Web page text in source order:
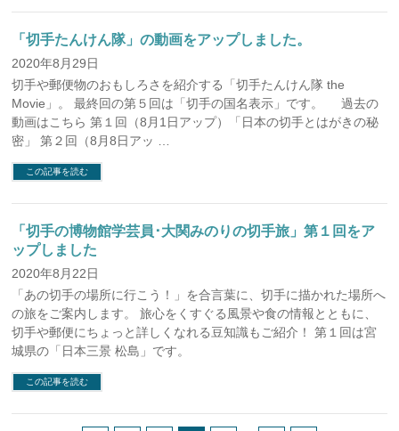
「切手たんけん隊」の動画をアップしました。
2020年8月29日
切手や郵便物のおもしろさを紹介する「切手たんけん隊 the
Movie」。 最終回の第５回は「切手の国名表示」です。 過去の
動画はこちら 第１回（8月1日アップ）「日本の切手とはがきの秘
密」 第２回（8月8日アッ …
この記事を読む
「切手の博物館学芸員･大関みのりの切手旅」第１回をア
ップしました
2020年8月22日
「あの切手の場所に行こう！」を合言葉に、切手に描かれた場所へ
の旅をご案内します。 旅心をくすぐる風景や食の情報とともに、
切手や郵便にちょっと詳しくなれる豆知識もご紹介！ 第１回は宮
城県の「日本三景 松島」です。
この記事を読む